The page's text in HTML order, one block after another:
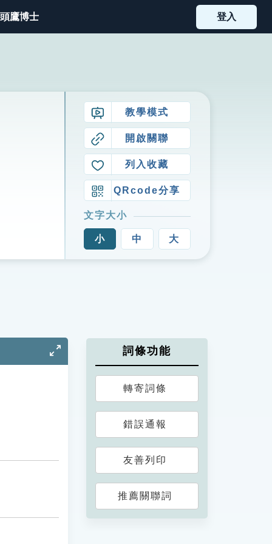
鷹博士 登入
教學模式
開啟關聯
列入收藏
QRcode分享
文字大小
小 中 大
詞條功能
轉寄詞條
錯誤通報
友善列印
推薦關聯詞